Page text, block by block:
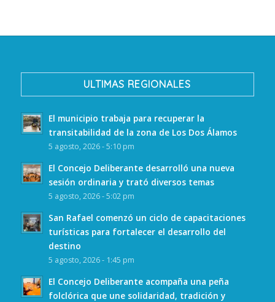
ULTIMAS REGIONALES
El municipio trabaja para recuperar la
transitabilidad de la zona de Los Dos Álamos
5 agosto, 2026 - 5:10 pm
El Concejo Deliberante desarrolló una nueva
sesión ordinaria y trató diversos temas
5 agosto, 2026 - 5:02 pm
San Rafael comenzó un ciclo de capacitaciones
turísticas para fortalecer el desarrollo del
destino
5 agosto, 2026 - 1:45 pm
El Concejo Deliberante acompaña una peña
folclórica que une solidaridad, tradición y